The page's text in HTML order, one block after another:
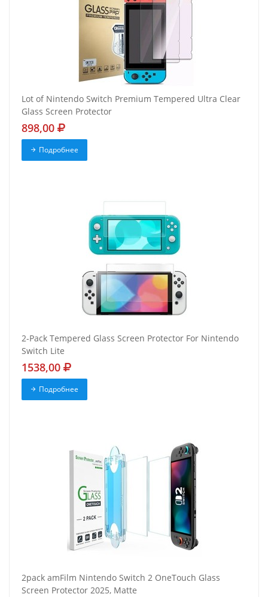
Lot of Nintendo Switch Premium Tempered Ultra Clear
Glass Screen Protector
898,00
Подробнее
2-Pack Tempered Glass Screen Protector For Nintendo
Switch Lite
1538,00
Подробнее
2pack amFilm Nintendo Switch 2 OneTouch Glass
Screen Protector 2025, Matte